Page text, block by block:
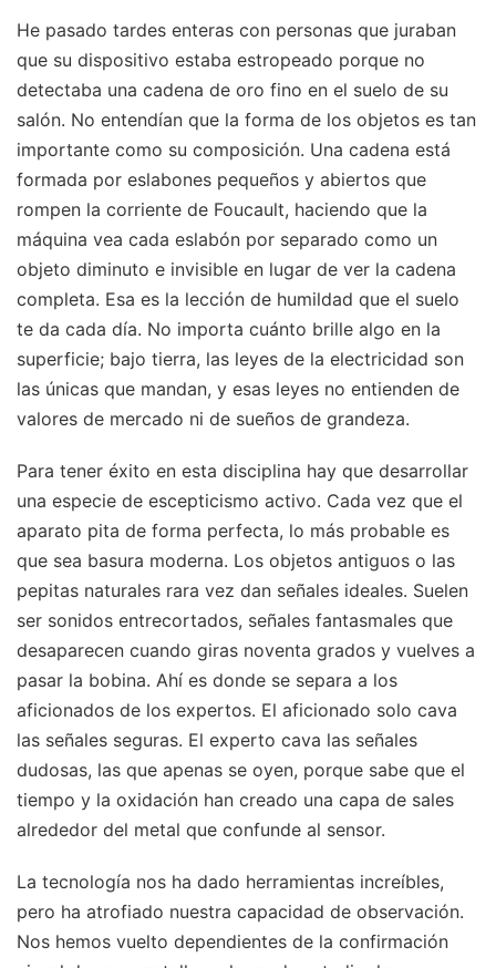
He pasado tardes enteras con personas que juraban
que su dispositivo estaba estropeado porque no
detectaba una cadena de oro fino en el suelo de su
salón. No entendían que la forma de los objetos es tan
importante como su composición. Una cadena está
formada por eslabones pequeños y abiertos que
rompen la corriente de Foucault, haciendo que la
máquina vea cada eslabón por separado como un
objeto diminuto e invisible en lugar de ver la cadena
completa. Esa es la lección de humildad que el suelo
te da cada día. No importa cuánto brille algo en la
superficie; bajo tierra, las leyes de la electricidad son
las únicas que mandan, y esas leyes no entienden de
valores de mercado ni de sueños de grandeza.
Para tener éxito en esta disciplina hay que desarrollar
una especie de escepticismo activo. Cada vez que el
aparato pita de forma perfecta, lo más probable es
que sea basura moderna. Los objetos antiguos o las
pepitas naturales rara vez dan señales ideales. Suelen
ser sonidos entrecortados, señales fantasmales que
desaparecen cuando giras noventa grados y vuelves a
pasar la bobina. Ahí es donde se separa a los
aficionados de los expertos. El aficionado solo cava
las señales seguras. El experto cava las señales
dudosas, las que apenas se oyen, porque sabe que el
tiempo y la oxidación han creado una capa de sales
alrededor del metal que confunde al sensor.
La tecnología nos ha dado herramientas increíbles,
pero ha atrofiado nuestra capacidad de observación.
Nos hemos vuelto dependientes de la confirmación